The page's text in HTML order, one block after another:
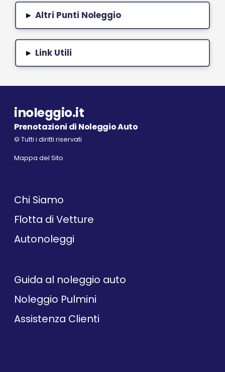
▸ Altri Punti Noleggio
▸ Link Utili
inoleggio.it
Prenotazioni di Noleggio Auto
© Tutti i diritti riservati
Mappa del Sito
Chi Siamo
Flotta di Vetture
Autonoleggi
Guida al noleggio auto
Noleggio Pulmini
Assistenza Clienti